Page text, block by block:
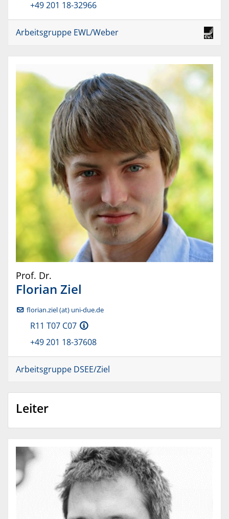
+49 201 18-32966
Arbeitsgruppe EWL/Weber
Prof. Dr.
Florian Ziel
florian.ziel (at) uni-due.de
R11 T07 C07
+49 201 18-37608
Arbeitsgruppe DSEE/Ziel
Leiter